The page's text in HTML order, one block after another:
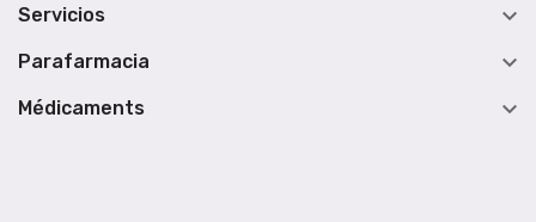
Servicios 
Parafarmacia 
Médicaments 